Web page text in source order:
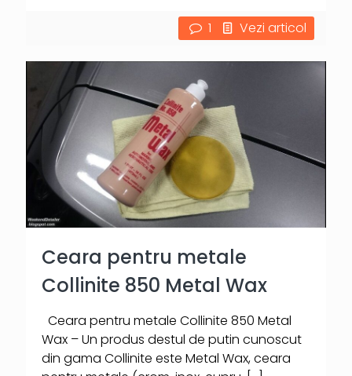
1 Vezi articol
Ceara pentru metale
Collinite 850 Metal Wax
Ceara pentru metale Collinite 850 Metal
Wax – Un produs destul de putin cunoscut
din gama Collinite este Metal Wax, ceara